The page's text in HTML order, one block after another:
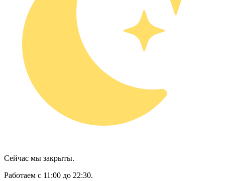
Сейчас мы закрыты.
Работаем с 11:00 до 22:30.